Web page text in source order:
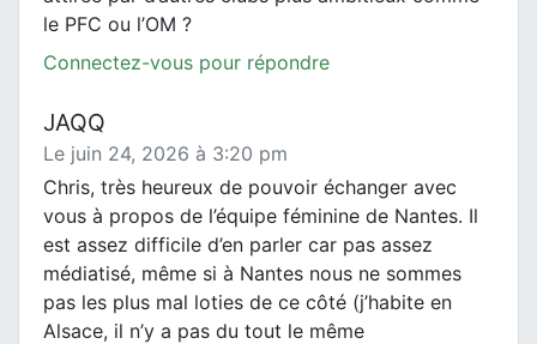
le PFC ou l’OM ?
Connectez-vous pour répondre
JAQQ
Le juin 24, 2026 à 3:20 pm
Chris, très heureux de pouvoir échanger avec
vous à propos de l’équipe féminine de Nantes. Il
est assez difficile d’en parler car pas assez
médiatisé, même si à Nantes nous ne sommes
pas les plus mal loties de ce côté (j’habite en
Alsace, il n’y a pas du tout le même